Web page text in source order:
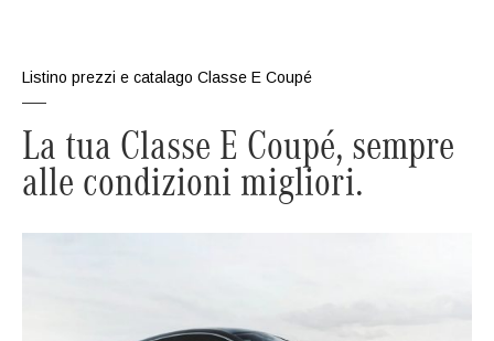
Listino prezzi e catalago Classe E Coupé
La tua Classe E Coupé, sempre
alle condizioni migliori.